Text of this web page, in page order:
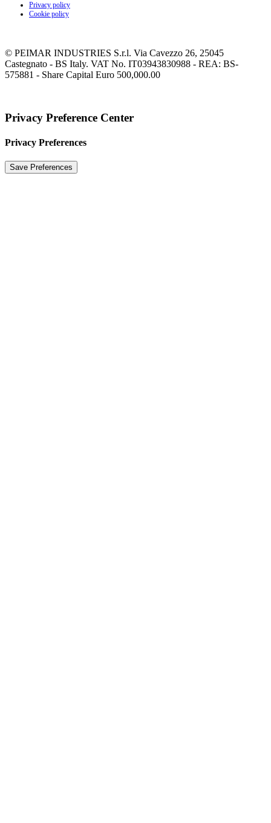
Privacy policy
Cookie policy
© PEIMAR INDUSTRIES S.r.l. Via Cavezzo 26, 25045
Castegnato - BS Italy. VAT No. IT03943830988 - REA: BS-
575881 - Share Capital Euro 500,000.00
Privacy Preference Center
Privacy Preferences